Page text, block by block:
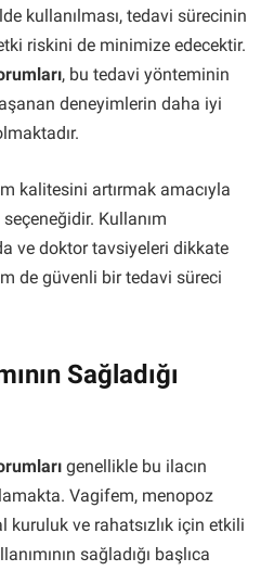
kullanılması, tedavi sürecinin
riskini de minimize edecektir.
, bu tedavi yönteminin
deneyimlerin daha iyi
kalitesini artırmak amacıyla
Kullanım
ve doktor tavsiyeleri dikkate
de güvenli bir tedavi süreci
Sağladığı
genellikle bu ilacın
Vagifem, menopoz
ve rahatsızlık için etkili
sağladığı başlıca